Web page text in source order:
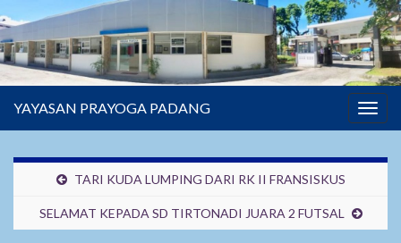
YAYASAN PRAYOGA PADANG
TARI KUDA LUMPING DARI RK II FRANSISKUS
SELAMAT KEPADA SD TIRTONADI JUARA 2 FUTSAL